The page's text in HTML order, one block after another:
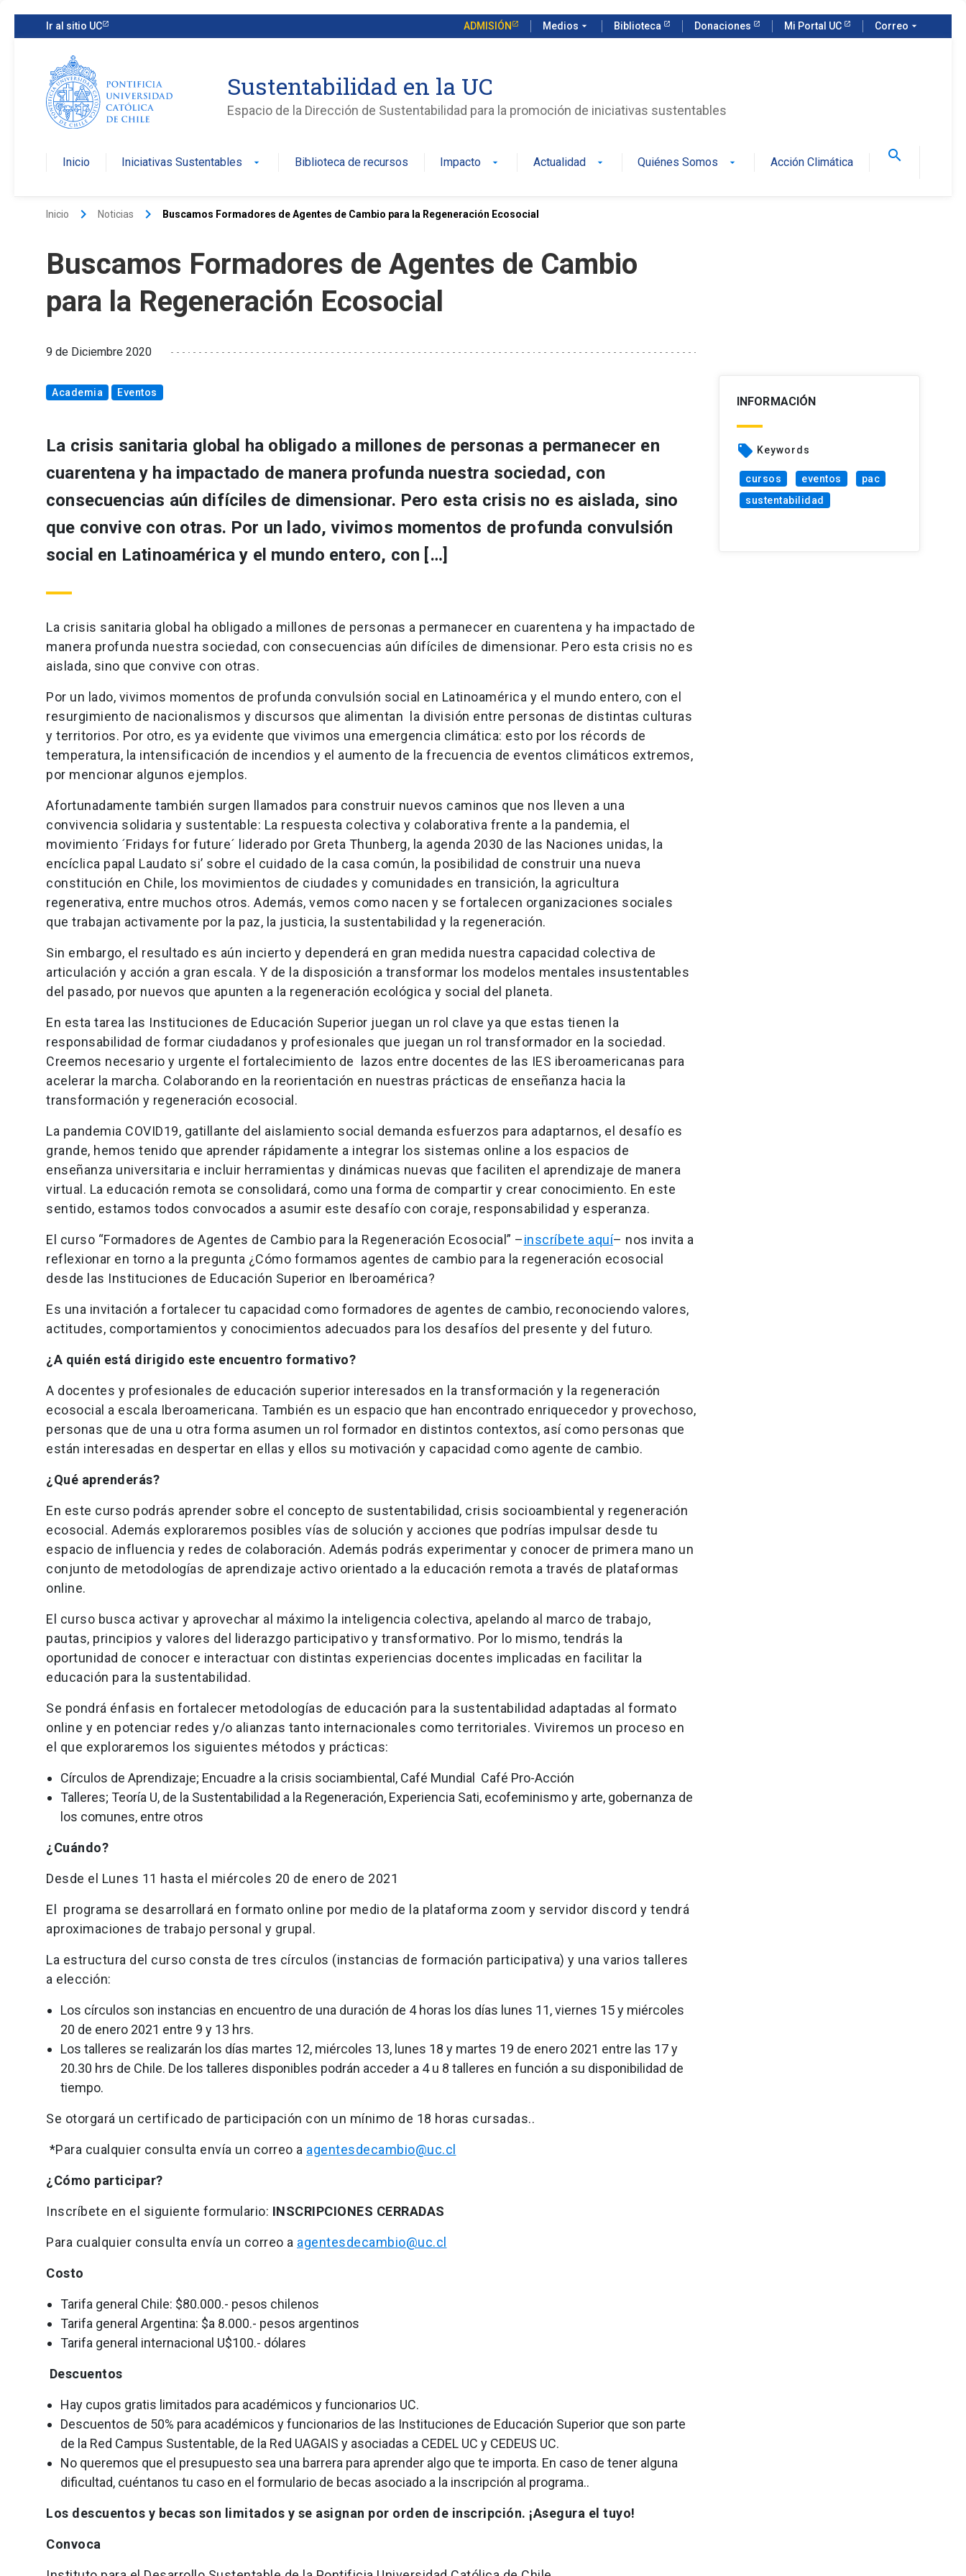
Ir al sitio UC ADMISIÓN Medios arrow_drop_down Biblioteca Donaciones Mi Portal UC Correo arrow_drop_down
Sustentabilidad en la UC
Espacio de la Dirección de Sustentabilidad para la promoción de iniciativas sustentables
Inicio Iniciativas Sustentables arrow_drop_down Biblioteca de recursos Impacto arrow_drop_down Actualidad arrow_drop_down Quiénes Somos arrow_drop_down Acción Climática search
Inicio keyboard_arrow_right Noticias keyboard_arrow_right Buscamos Formadores de Agentes de Cambio para la Regeneración Ecosocial
Buscamos Formadores de Agentes de Cambio
para la Regeneración Ecosocial
9 de Diciembre 2020
Academia Eventos
La crisis sanitaria global ha obligado a millones de personas a permanecer en
cuarentena y ha impactado de manera profunda nuestra sociedad, con
consecuencias aún difíciles de dimensionar. Pero esta crisis no es aislada, sino
que convive con otras. Por un lado, vivimos momentos de profunda convulsión
social en Latinoamérica y el mundo entero, con […]
La crisis sanitaria global ha obligado a millones de personas a permanecer en cuarentena y ha impactado de
manera profunda nuestra sociedad, con consecuencias aún difíciles de dimensionar. Pero esta crisis no es
aislada, sino que convive con otras.
Por un lado, vivimos momentos de profunda convulsión social en Latinoamérica y el mundo entero, con el
resurgimiento de nacionalismos y discursos que alimentan la división entre personas de distintas culturas
y territorios. Por otro, es ya evidente que vivimos una emergencia climática: esto por los récords de
temperatura, la intensificación de incendios y el aumento de la frecuencia de eventos climáticos extremos,
por mencionar algunos ejemplos.
Afortunadamente también surgen llamados para construir nuevos caminos que nos lleven a una
convivencia solidaria y sustentable: La respuesta colectiva y colaborativa frente a la pandemia, el
movimiento ´Fridays for future´ liderado por Greta Thunberg, la agenda 2030 de las Naciones unidas, la
encíclica papal Laudato si’ sobre el cuidado de la casa común, la posibilidad de construir una nueva
constitución en Chile, los movimientos de ciudades y comunidades en transición, la agricultura
regenerativa, entre muchos otros. Además, vemos como nacen y se fortalecen organizaciones sociales
que trabajan activamente por la paz, la justicia, la sustentabilidad y la regeneración.
Sin embargo, el resultado es aún incierto y dependerá en gran medida nuestra capacidad colectiva de
articulación y acción a gran escala. Y de la disposición a transformar los modelos mentales insustentables
del pasado, por nuevos que apunten a la regeneración ecológica y social del planeta.
En esta tarea las Instituciones de Educación Superior juegan un rol clave ya que estas tienen la
responsabilidad de formar ciudadanos y profesionales que juegan un rol transformador en la sociedad.
Creemos necesario y urgente el fortalecimiento de lazos entre docentes de las IES iberoamericanas para
acelerar la marcha. Colaborando en la reorientación en nuestras prácticas de enseñanza hacia la
transformación y regeneración ecosocial.
La pandemia COVID19, gatillante del aislamiento social demanda esfuerzos para adaptarnos, el desafío es
grande, hemos tenido que aprender rápidamente a integrar los sistemas online a los espacios de
enseñanza universitaria e incluir herramientas y dinámicas nuevas que faciliten el aprendizaje de manera
virtual. La educación remota se consolidará, como una forma de compartir y crear conocimiento. En este
sentido, estamos todos convocados a asumir este desafío con coraje, responsabilidad y esperanza.
El curso “Formadores de Agentes de Cambio para la Regeneración Ecosocial” –inscríbete aquí– nos invita a
reflexionar en torno a la pregunta ¿Cómo formamos agentes de cambio para la regeneración ecosocial
desde las Instituciones de Educación Superior en Iberoamérica?
Es una invitación a fortalecer tu capacidad como formadores de agentes de cambio, reconociendo valores,
actitudes, comportamientos y conocimientos adecuados para los desafíos del presente y del futuro.
¿A quién está dirigido este encuentro formativo?
A docentes y profesionales de educación superior interesados en la transformación y la regeneración
ecosocial a escala Iberoamericana. También es un espacio que han encontrado enriquecedor y provechoso,
personas que de una u otra forma asumen un rol formador en distintos contextos, así como personas que
están interesadas en despertar en ellas y ellos su motivación y capacidad como agente de cambio.
¿Qué aprenderás?
En este curso podrás aprender sobre el concepto de sustentabilidad, crisis socioambiental y regeneración
ecosocial. Además exploraremos posibles vías de solución y acciones que podrías impulsar desde tu
espacio de influencia y redes de colaboración. Además podrás experimentar y conocer de primera mano un
conjunto de metodologías de aprendizaje activo orientado a la educación remota a través de plataformas
online.
El curso busca activar y aprovechar al máximo la inteligencia colectiva, apelando al marco de trabajo,
pautas, principios y valores del liderazgo participativo y transformativo. Por lo mismo, tendrás la
oportunidad de conocer e interactuar con distintas experiencias docentes implicadas en facilitar la
educación para la sustentabilidad.
Se pondrá énfasis en fortalecer metodologías de educación para la sustentabilidad adaptadas al formato
online y en potenciar redes y/o alianzas tanto internacionales como territoriales. Viviremos un proceso en
el que exploraremos los siguientes métodos y prácticas:
Círculos de Aprendizaje; Encuadre a la crisis sociambiental, Café Mundial Café Pro-Acción
Talleres; Teoría U, de la Sustentabilidad a la Regeneración, Experiencia Sati, ecofeminismo y arte, gobernanza de
los comunes, entre otros
¿Cuándo?
Desde el Lunes 11 hasta el miércoles 20 de enero de 2021
El programa se desarrollará en formato online por medio de la plataforma zoom y servidor discord y tendrá
aproximaciones de trabajo personal y grupal.
La estructura del curso consta de tres círculos (instancias de formación participativa) y una varios talleres
a elección:
Los círculos son instancias en encuentro de una duración de 4 horas los días lunes 11, viernes 15 y miércoles
20 de enero 2021 entre 9 y 13 hrs.
Los talleres se realizarán los días martes 12, miércoles 13, lunes 18 y martes 19 de enero 2021 entre las 17 y
20.30 hrs de Chile. De los talleres disponibles podrán acceder a 4 u 8 talleres en función a su disponibilidad de
tiempo.
Se otorgará un certificado de participación con un mínimo de 18 horas cursadas..
*Para cualquier consulta envía un correo a agentesdecambio@uc.cl
¿Cómo participar?
Inscríbete en el siguiente formulario: INSCRIPCIONES CERRADAS
Para cualquier consulta envía un correo a agentesdecambio@uc.cl
Costo
Tarifa general Chile: $80.000.- pesos chilenos
Tarifa general Argentina: $a 8.000.- pesos argentinos
Tarifa general internacional U$100.- dólares
Descuentos
Hay cupos gratis limitados para académicos y funcionarios UC.
Descuentos de 50% para académicos y funcionarios de las Instituciones de Educación Superior que son parte
de la Red Campus Sustentable, de la Red UAGAIS y asociadas a CEDEL UC y CEDEUS UC.
No queremos que el presupuesto sea una barrera para aprender algo que te importa. En caso de tener alguna
dificultad, cuéntanos tu caso en el formulario de becas asociado a la inscripción al programa..
Los descuentos y becas son limitados y se asignan por orden de inscripción. ¡Asegura el tuyo!
Convoca
INFORMACIÓN
local_offer Keywords
cursos eventos
pac
sustentabilidad